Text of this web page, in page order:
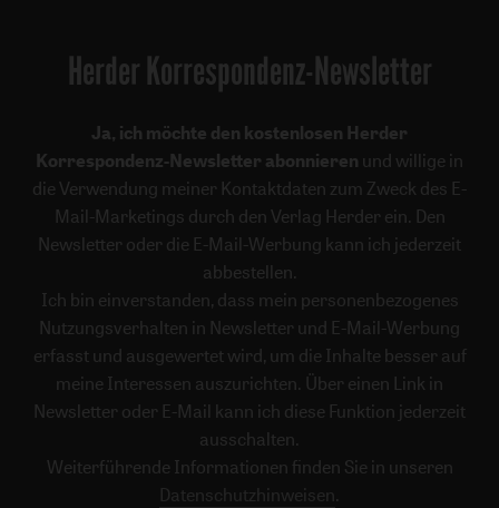
Herder Korrespondenz-Newsletter
Ja, ich möchte den kostenlosen Herder
Korrespondenz-Newsletter abonnieren und willige in
die Verwendung meiner Kontaktdaten zum Zweck des E-
Mail-Marketings durch den Verlag Herder ein. Den
Newsletter oder die E-Mail-Werbung kann ich jederzeit
abbestellen.
Ich bin einverstanden, dass mein personenbezogenes
Nutzungsverhalten in Newsletter und E-Mail-Werbung
erfasst und ausgewertet wird, um die Inhalte besser auf
meine Interessen auszurichten. Über einen Link in
Newsletter oder E-Mail kann ich diese Funktion jederzeit
ausschalten.
Weiterführende Informationen finden Sie in unseren
Datenschutzhinweisen .